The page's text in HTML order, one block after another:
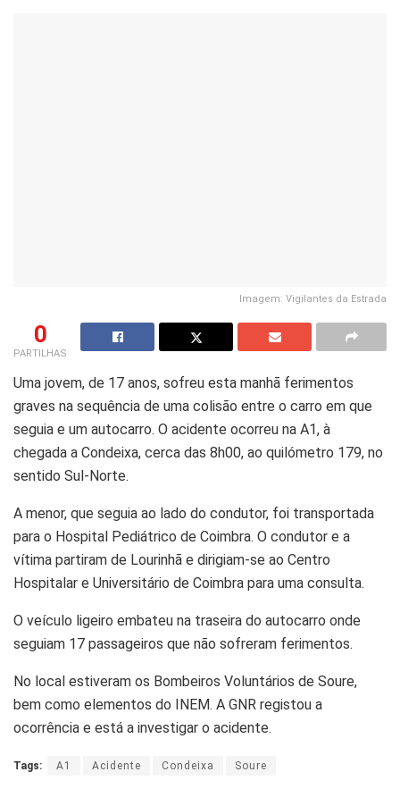
Imagem: Vigilantes da Estrada
0
PARTILHAS
Uma jovem, de 17 anos, sofreu esta manhã ferimentos
graves na sequência de uma colisão entre o carro em que
seguia e um autocarro. O acidente ocorreu na A1, à
chegada a Condeixa, cerca das 8h00, ao quilómetro 179, no
sentido Sul-Norte.
A menor, que seguia ao lado do condutor, foi transportada
para o Hospital Pediátrico de Coimbra. O condutor e a
vítima partiram de Lourinhã e dirigiam-se ao Centro
Hospitalar e Universitário de Coimbra para uma consulta.
O veículo ligeiro embateu na traseira do autocarro onde
seguiam 17 passageiros que não sofreram ferimentos.
No local estiveram os Bombeiros Voluntários de Soure,
bem como elementos do INEM. A GNR registou a
ocorrência e está a investigar o acidente.
Tags: A1 Acidente Condeixa Soure